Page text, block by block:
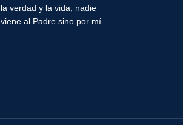
la verdad y la vida; nadie
viene al Padre sino por mí.